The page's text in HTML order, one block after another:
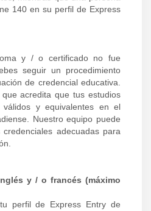
140 en su perfil de Express
y / o certificado no fue
seguir un procedimiento
de credencial educativa.
acredita que tus estudios
y equivalentes en el
Nuestro equipo puede
adecuadas para
y / o francés (máximo
perfil de Express Entry de